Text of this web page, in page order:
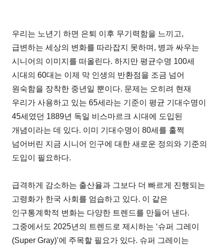
우리는 노년기 하면 은퇴 이후 무기력함을 느끼고,
급변하는 세상의 변화를 따라잡지 못하며, 병과 싸우는
시니어의 이미지를 떠올린다. 하지만 평균수명 100세
시대의 60대는 이제 막 인생의 반환점을 조금 넘어
원숙함을 장착한 중년일 뿐이다. 문제는 오히려 현재
우리가 사용하고 있는 65세라는 기준이 평균 기대수명이
45세였던 1889년 독일 비스마르크 시대에 도입된
개념이라는 데 있다. 이미 기대수명이 80세를 훌쩍
넘어버린 지금 시니어 인구에 대한 새로운 정의와 기준의
도입이 필요하다.
급격하게 감소하는 출산율과 그보다 더 빠르게 진행되는
고령화가 한국 사회를 엄습하고 있다. 이 같은
인구통계학적 변화는 다양한 트렌드를 만들어 낸다.
그중에서도 2025년의 트렌드로 제시하는 ‘슈퍼 그레이
(Super Gray)’에 주목할 필요가 있다. 슈퍼 그레이는